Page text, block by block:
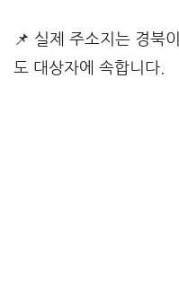
📌 실제 주소지는 경북
도 대상자에 속합니다.